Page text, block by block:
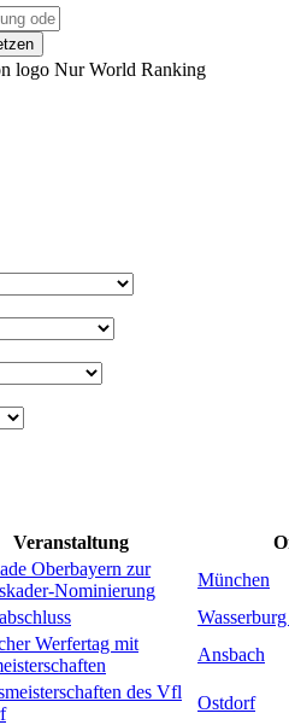
Nur World Ranking
Veranstaltung
Oberbayern zur
Nominierung
München
Werfertag mit
Ansbach
des Vfl
Ostdorf